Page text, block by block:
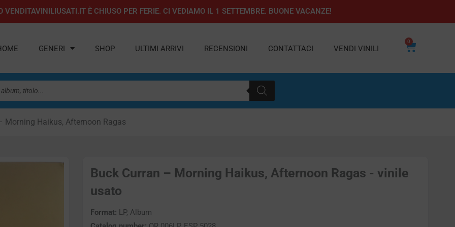
È CHIUSO PER FERIE. CI VEDIAMO IL 1 SETTEMBRE. BUONE VACANZE!
GENERI SHOP ULTIMI ARRIVI RECENSIONI CONTATTACI VENDI VINILI
0
Carrello
Morning Haikus, Afternoon Ragas
Buck Curran – Morning Haikus, Afternoon Ragas - vinile
usato
Format: LP, Album